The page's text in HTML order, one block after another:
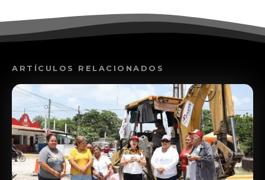
ARTÍCULOS RELACIONADOS